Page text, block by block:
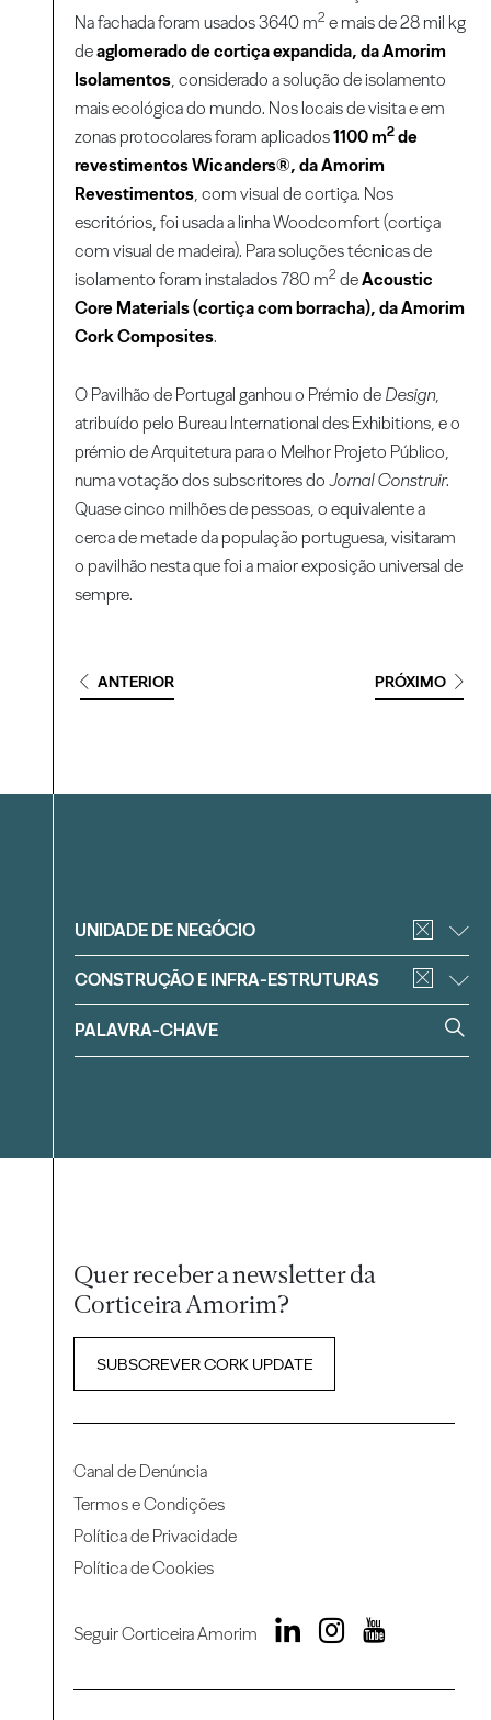
Na fachada foram usados 3640 m2 e mais de 28 mil kg
deaglomerado de cortiça expandida, da Amorim
Isolamentos, considerado a solução de isolamento
mais ecológica do mundo. Nos locais de visita e em
zonas protocolares foram aplicados1100 m2 de
revestimentos Wicanders®, da Amorim
Revestimentos, com visual de cortiça. Nos
escritórios, foi usada a linha Woodcomfort (cortiça
com visual de madeira). Para soluções técnicas de
isolamento foram instalados 780 m2 deAcoustic
Core Materials (cortiça com borracha), da Amorim
Cork Composites.
O Pavilhão de Portugal ganhou o Prémio de Design,
atribuído pelo Bureau International des Exhibitions, e o
prémio de Arquitetura para o Melhor Projeto Público,
numa votação dos subscritores doJornal Construir.
Quase cinco milhões de pessoas, o equivalente a
cerca de metade da população portuguesa, visitaram
o pavilhão nesta que foi a maior exposição universal de
sempre.
ANTERIOR PRÓXIMO
Filtrar
UNIDADE DE NEGÓCIO
CONSTRUÇÃO E INFRA-ESTRUTURAS
Quer receber a newsletter da
Corticeira Amorim?
SUBSCREVER CORK UPDATE
Canal de Denúncia
Termos e Condições
Política de Privacidade
Política de Cookies
Seguir Corticeira Amorim